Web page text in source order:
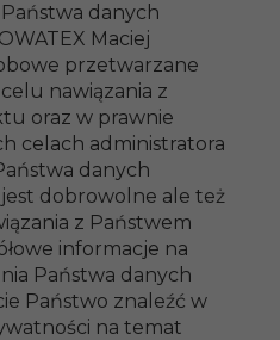
danych
Maciej
przetwarzane
nawiązania z
oraz w prawnie
celach administratora
danych
dobrowolne ale też
z Państwem
informacje na
Państwa danych
Państwo znaleźć w
na temat